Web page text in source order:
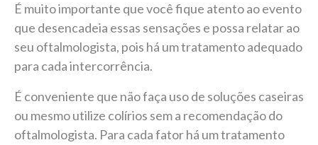
É muito importante que você fique atento ao evento
que desencadeia essas sensações e possa relatar ao
seu oftalmologista, pois há um tratamento adequado
para cada intercorrência.
É conveniente que não faça uso de soluções caseiras
ou mesmo utilize colírios sem a recomendação do
oftalmologista. Para cada fator há um tratamento